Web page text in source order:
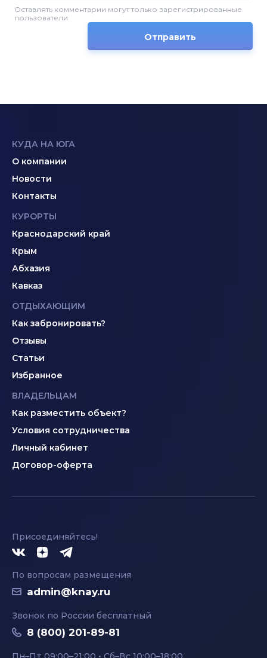
Оставлять комментарии могут только зарегистрированные
пользователи
Отправить
КУДА НА ЮГА
О компании
Новости
Контакты
КУРОРТЫ
Краснодарский край
Крым
Абхазия
Кавказ
ОТДЫХАЮЩИМ
Как забронировать?
Отзывы
Статьи
Избранное
ВЛАДЕЛЬЦАМ
Как разместить объект?
Условия сотрудничества
Личный кабинет
Договор-оферта
Присоединяйтесь!
По вопросам размещения
admin@knay.ru
Звонок по России бесплатный
8 (800) 201-89-81